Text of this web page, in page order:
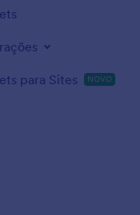
para Sites NOVO